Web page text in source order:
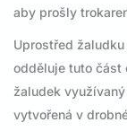
aby prošly
Uprostřed
odděluje tuto část
žaludek
vytvořená v